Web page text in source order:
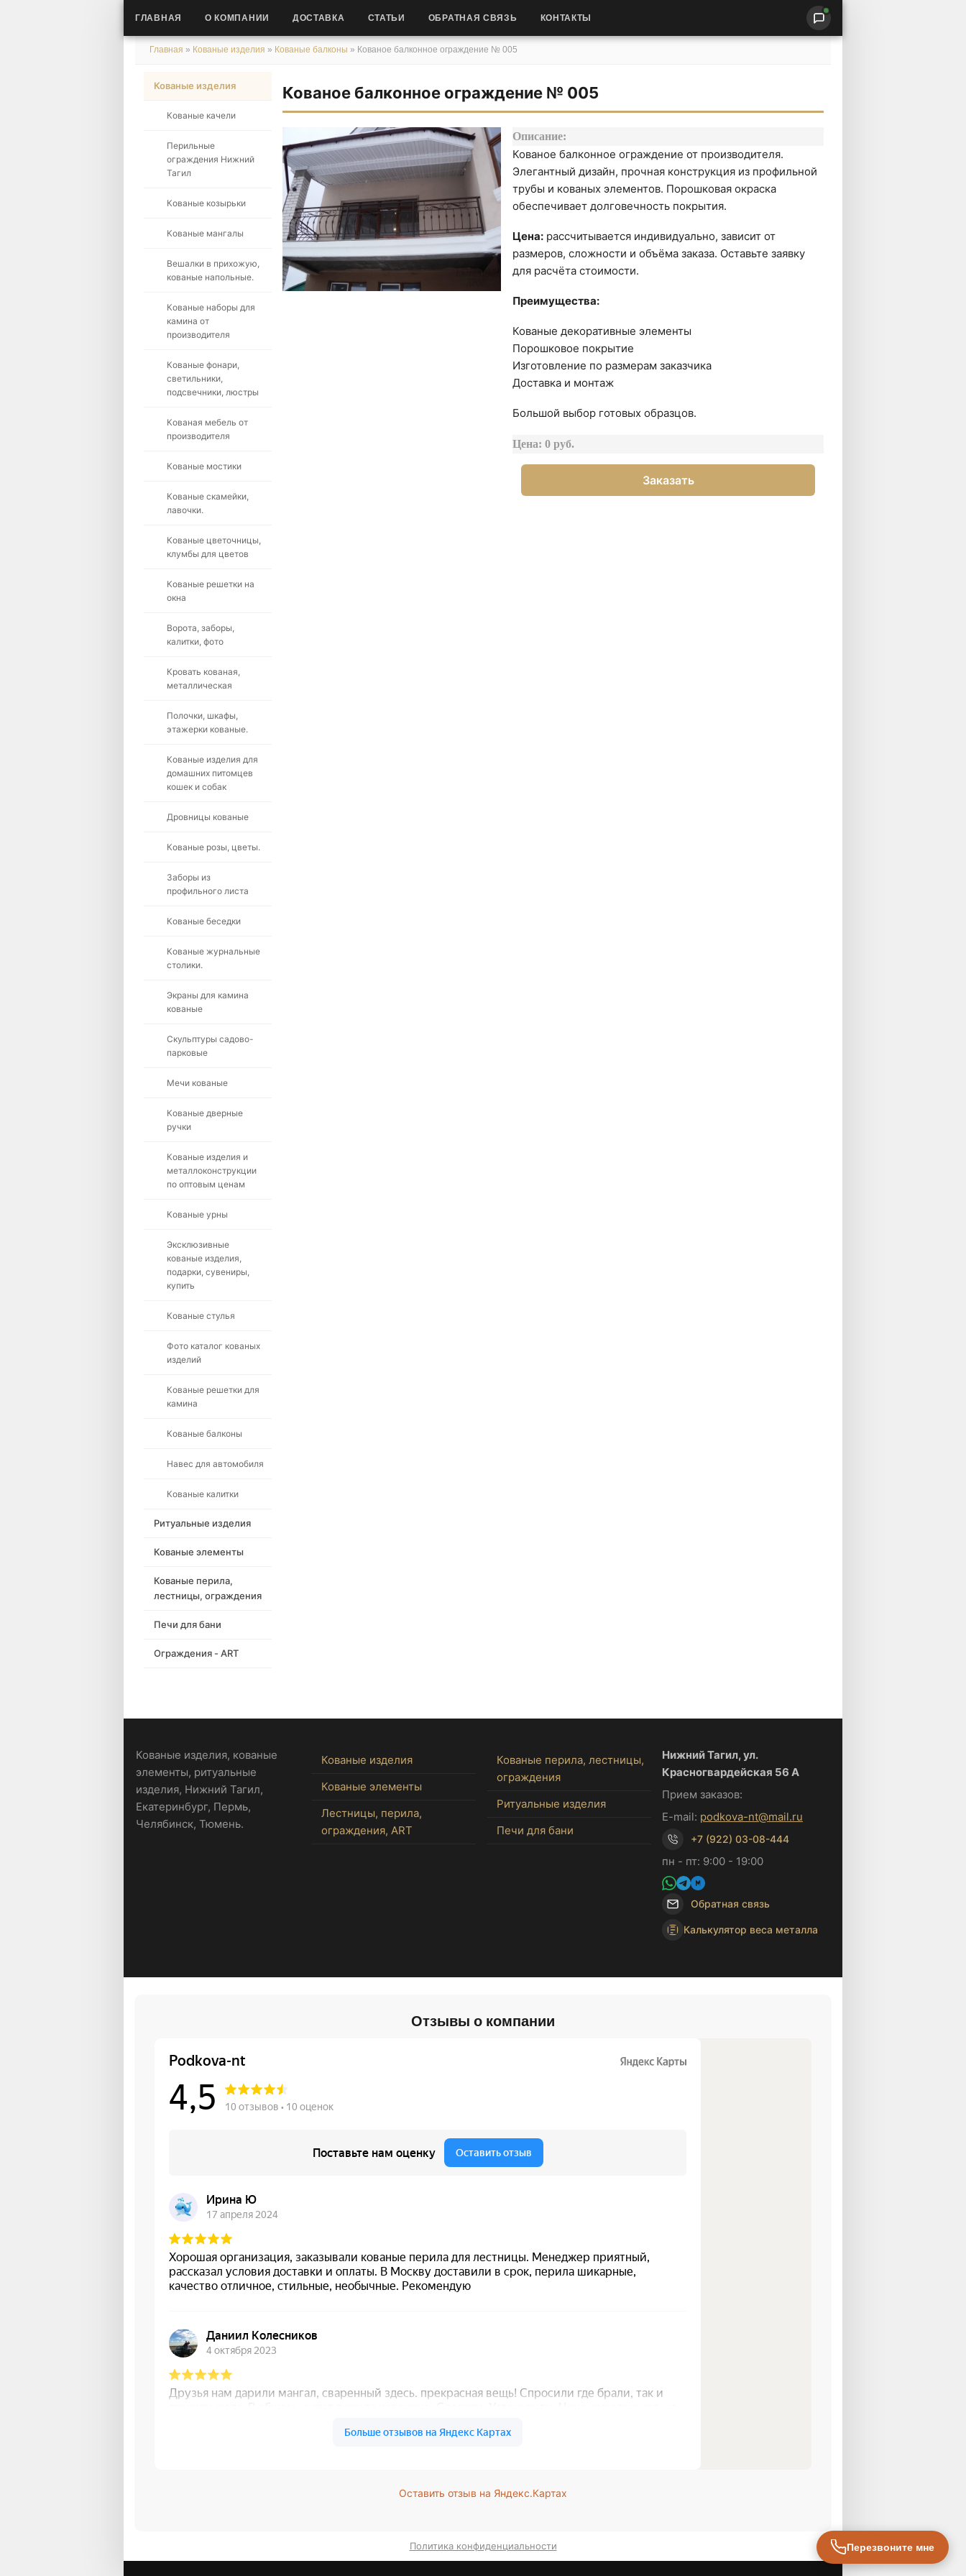
ГЛАВНАЯ О КОМПАНИИ ДОСТАВКА СТАТЬИ ОБРАТНАЯ СВЯЗЬ КОНТАКТЫ
Главная » Кованые изделия » Кованые балконы » Кованое балконное ограждение № 005
Кованые изделия
Кованые качели
Перильные
ограждения Нижний
Тагил
Кованые козырьки
Кованые мангалы
Вешалки в прихожую,
кованые напольные.
Кованые наборы для
камина от
производителя
Кованые фонари,
светильники,
подсвечники, люстры
Кованая мебель от
производителя
Кованые мостики
Кованые скамейки,
лавочки.
Кованые цветочницы,
клумбы для цветов
Кованые решетки на
окна
Ворота, заборы,
калитки, фото
Кровать кованая,
металлическая
Полочки, шкафы,
этажерки кованые.
Кованые изделия для
домашних питомцев
кошек и собак
Дровницы кованые
Кованые розы, цветы.
Заборы из
профильного листа
Кованые беседки
Кованые журнальные
столики.
Экраны для камина
кованые
Скульптуры садово-
парковые
Мечи кованые
Кованые дверные
ручки
Кованые изделия и
металлоконструкции
по оптовым ценам
Кованые урны
Эксклюзивные
кованые изделия,
подарки, сувениры,
купить
Кованые стулья
Фото каталог кованых
изделий
Кованые решетки для
камина
Кованые балконы
Навес для автомобиля
Кованые калитки
Ритуальные изделия
Кованые элементы
Кованые перила,
лестницы, ограждения
Печи для бани
Ограждения - ART
Кованое балконное ограждение № 005
Описание:
Кованое балконное ограждение от производителя.
Элегантный дизайн, прочная конструкция из профильной
трубы и кованых элементов. Порошковая окраска
обеспечивает долговечность покрытия.
Цена: рассчитывается индивидуально, зависит от
размеров, сложности и объёма заказа. Оставьте заявку
для расчёта стоимости.
Преимущества:
Кованые декоративные элементы
Порошковое покрытие
Изготовление по размерам заказчика
Доставка и монтаж
Большой выбор готовых образцов.
Цена: 0 руб.
Заказать
Кованые изделия, кованые
элементы, ритуальные
изделия, Нижний Тагил,
Екатеринбург, Пермь,
Челябинск, Тюмень.
Кованые изделия
Кованые элементы
Лестницы, перила,
ограждения, ART
Кованые перила, лестницы,
ограждения
Ритуальные изделия
Печи для бани
Нижний Тагил, ул.
Красногвардейская 56 А
Прием заказов:
E-mail: podkova-nt@mail.ru
+7 (922) 03-08-444
пн - пт: 9:00 - 19:00
Обратная связь
Калькулятор веса металла
Отзывы о компании
Оставить отзыв на Яндекс.Картах
Политика конфиденциальности Перезвоните мне